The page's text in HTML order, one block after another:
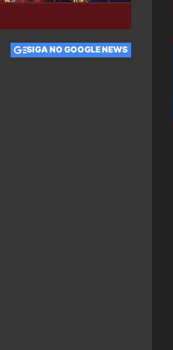
SIGA NO GOOGLE NEWS